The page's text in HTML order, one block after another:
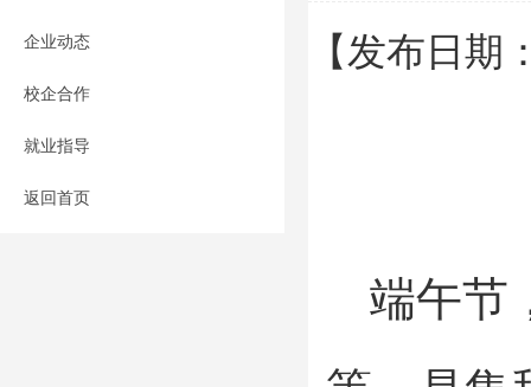
企业动态
校企合作
就业指导
返回首页
【发布日
端午节